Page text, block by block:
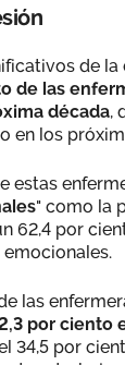
de la
de las
década,
en los
estas
" como la
62,4 por
las
por ciento
34,5 por